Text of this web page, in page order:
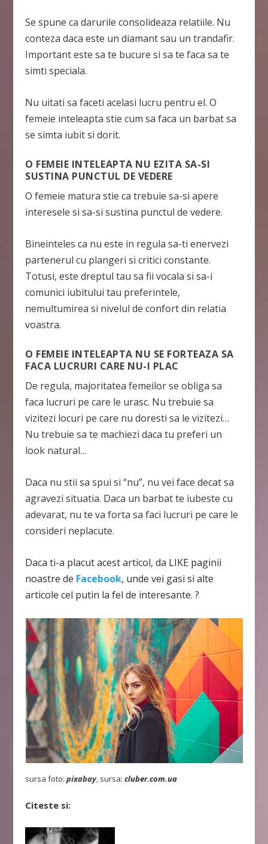
Se spune ca darurile consolideaza relatiile. Nu
conteza daca este un diamant sau un trandafir.
Important este sa te bucure si sa te faca sa te
simti speciala.
Nu uitati sa faceti acelasi lucru pentru el. O
femeie inteleapta stie cum sa faca un barbat sa
se simta iubit si dorit.
O FEMEIE INTELEAPTA NU EZITA SA-SI
SUSTINA PUNCTUL DE VEDERE
O femeie matura stie ca trebuie sa-si apere
interesele si sa-si sustina punctul de vedere.
Bineinteles ca nu este in regula sa-ti enervezi
partenerul cu plangeri si critici constante.
Totusi, este dreptul tau sa fii vocala si sa-i
comunici iubitului tau preferintele,
nemultumirea si nivelul de confort din relatia
voastra.
O FEMEIE INTELEAPTA NU SE FORTEAZA SA
FACA LUCRURI CARE NU-I PLAC
De regula, majoritatea femeilor se obliga sa
faca lucruri pe care le urasc. Nu trebuie sa
vizitezi locuri pe care nu doresti sa le vizitezi…
Nu trebuie sa te machiezi daca tu preferi un
look natural…
Daca nu stii sa spui si “nu”, nu vei face decat sa
agravezi situatia. Daca un barbat te iubeste cu
adevarat, nu te va forta sa faci lucruri pe care le
consideri neplacute.
Daca ti-a placut acest articol, da LIKE paginii
noastre de Facebook, unde vei gasi si alte
articole cel putin la fel de interesante. ?
sursa foto:pixabay, sursa:cluber.com.ua
Citeste si: